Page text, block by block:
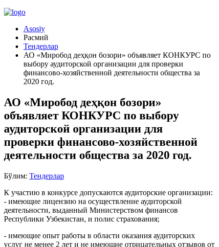
Asosiy
Расмий
Тендерлар
АО «Миробод деҳқон бозори» объявляет КОНКУРС по
выбору аудиторской организации для проверки
финансово-хозяйственной деятельности общества за
2020 год.
АО «Миробод деҳқон бозори»
объявляет КОНКУРС по выбору
аудиторской организации для
проверки финансово-хозяйственной
деятельности общества за 2020 год.
Бўлим: Тендерлар
К участию в конкурсе допускаются аудиторские организации:
- имеющие лицензию на осуществление аудиторской
деятельности, выданный Министерством финансов
Республики Узбекистан, и полис страхования;
- имеющие опыт работы в области оказания аудиторских
услуг не менее 2 лет и не имеющие отрицательных отзывов от